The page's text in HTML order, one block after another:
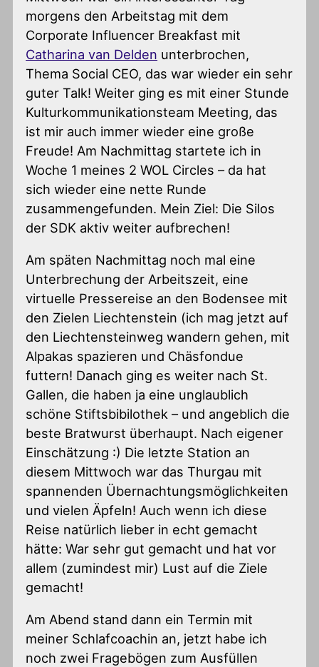
morgens den Arbeitstag mit dem
Corporate Influencer Breakfast mit
Catharina van Delden unterbrochen,
Thema Social CEO, das war wieder ein sehr
guter Talk! Weiter ging es mit einer Stunde
Kulturkommunikationsteam Meeting, das
ist mir auch immer wieder eine große
Freude! Am Nachmittag startete ich in
Woche 1 meines 2 WOL Circles – da hat
sich wieder eine nette Runde
zusammengefunden. Mein Ziel: Die Silos
der SDK aktiv weiter aufbrechen!
Am späten Nachmittag noch mal eine
Unterbrechung der Arbeitszeit, eine
virtuelle Pressereise an den Bodensee mit
den Zielen Liechtenstein (ich mag jetzt auf
den Liechtensteinweg wandern gehen, mit
Alpakas spazieren und Chäsfondue
futtern! Danach ging es weiter nach St.
Gallen, die haben ja eine unglaublich
schöne Stiftsbibilothek – und angeblich die
beste Bratwurst überhaupt. Nach eigener
Einschätzung :) Die letzte Station an
diesem Mittwoch war das Thurgau mit
spannenden Übernachtungsmöglichkeiten
und vielen Äpfeln! Auch wenn ich diese
Reise natürlich lieber in echt gemacht
hätte: War sehr gut gemacht und hat vor
allem (zumindest mir) Lust auf die Ziele
gemacht!
Am Abend stand dann ein Termin mit
meiner Schlafcoachin an, jetzt habe ich
noch zwei Fragebögen zum Ausfüllen